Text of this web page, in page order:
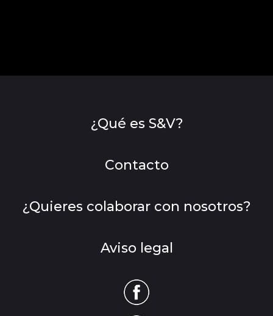
¿Qué es S&V?
Contacto
¿Quieres colaborar con nosotros?
Aviso legal